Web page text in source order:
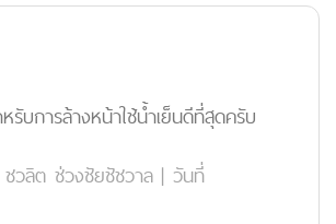
รับการล้างหน้าใช้น้ำเย็นดีที่สุดครับ
วลิต ช่วงชัยชัชวาล | วันที่